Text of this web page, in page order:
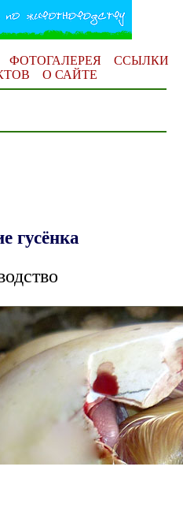
ФОТОГАЛЕРЕЯ
ССЫЛКИ
О САЙТЕ
гусёнка